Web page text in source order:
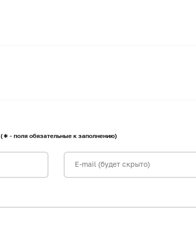
(∗ - поля обязательные к заполнению)
E-mail (будет скрыто)